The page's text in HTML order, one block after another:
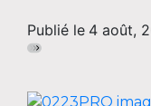
Publié le 4 août,